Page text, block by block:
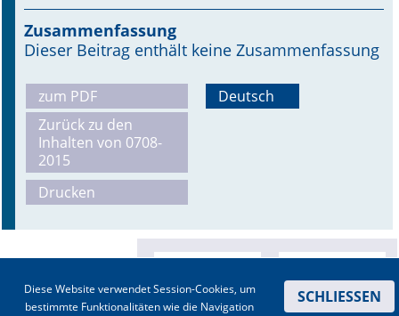
Supplements
Supplements OrphanAnesthesia
Online First
A&I English
Mediadaten
Bestell-Service
Stellenmarkt
Zusammenfassung
Dieser Beitrag enthält keine Zusammenfassung
zum PDF
Zurück zu den
Inhalten von 0708-
2015
Drucken
Deutsch
Diese Website verwendet Session-Cookies, um
bestimmte Funktionalitäten wie die Navigation
SCHLIESSEN